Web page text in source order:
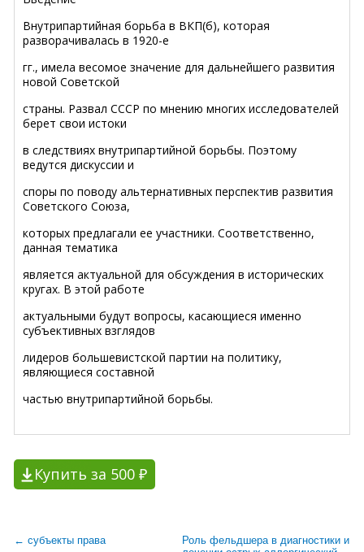
Внутрипартийная борьба в ВКП(б), которая
разворачивалась в 1920-е
гг., имела весомое значение для дальнейшего развития
новой Советской
страны. Развал СССР по мнению многих исследователей
берет свои истоки
в следствиях внутрипартийной борьбы. Поэтому
ведутся дискуссии и
споры по поводу альтернативных перспектив развития
Советского Союза,
которых предлагали ее участники. Соответственно,
данная тематика
является актуальной для обсуждения в исторических
кругах. В этой работе
актуальными будут вопросы, касающиеся именно
субъективных взглядов
лидеров большевистской партии на политику,
являющиеся составной
частью внутрипартийной борьбы.
Купить за 500 ₽
← субъекты права
Роль фельдшера в диагностики и